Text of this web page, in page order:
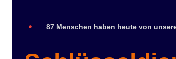
87 Menschen haben heute von